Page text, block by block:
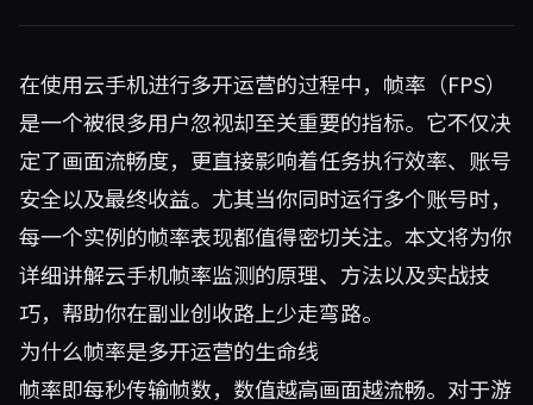
在使用云手机进行多开运营的过程中，帧率（FPS）
是一个被很多用户忽视却至关重要的指标。它不仅决
定了画面流畅度，更直接影响着任务执行效率、账号
安全以及最终收益。尤其当你同时运行多个账号时，
每一个实例的帧率表现都值得密切关注。本文将为你
详细讲解云手机帧率监测的原理、方法以及实战技
巧，帮助你在副业创收路上少走弯路。
为什么帧率是多开运营的生命线
帧率即每秒传输帧数，数值越高画面越流畅。对于游